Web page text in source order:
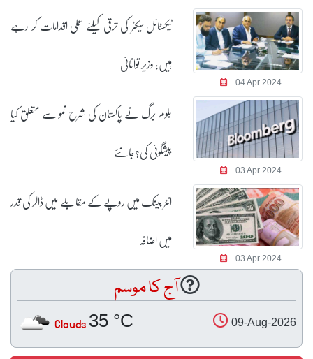
04 Apr 2024
ٹیکسٹائل سیکٹر کی ترقی کیلئے عملی اقدامات کر رہے
ہیں: وزیر توانائی
03 Apr 2024
بلوم برگ نے پاکستان کی شرح نمو سے متعلق کیا
پیشگوئی کی؟جانئے
03 Apr 2024
انٹر بینک میں روپے کے مقابلے میں ڈالر کی قدر
میں اضافہ
آج کا موسم
09-Aug-2026
35 °C
Clouds